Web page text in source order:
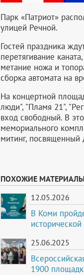
Парк «Патриот»
улицей Речной.
Гостей праздника
перетягивание
метание ножа и
сборка автомата на
На концертной
люди", "Пламя 21",
вход свободный. В
мемориального
митинг,
ПОХОЖИЕ
12.05.2026
В Коми
25.06.2025
1900